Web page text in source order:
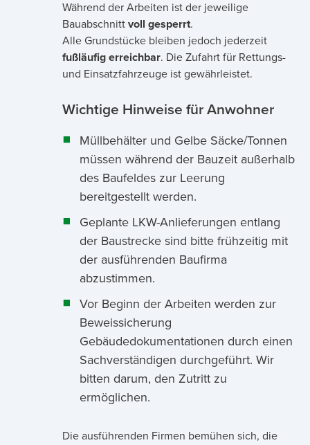
Während der Arbeiten ist der jeweilige
Bauabschnitt voll gesperrt.
Alle Grundstücke bleiben jedoch jederzeit
fußläufig erreichbar. Die Zufahrt für Rettungs-
und Einsatzfahrzeuge ist gewährleistet.
Wichtige Hinweise für Anwohner
Müllbehälter und Gelbe Säcke/Tonnen
müssen während der Bauzeit außerhalb
des Baufeldes zur Leerung
bereitgestellt werden.
Geplante LKW-Anlieferungen entlang
der Baustrecke sind bitte frühzeitig mit
der ausführenden Baufirma
abzustimmen.
Vor Beginn der Arbeiten werden zur
Beweissicherung
Gebäudedokumentationen durch einen
Sachverständigen durchgeführt. Wir
bitten darum, den Zutritt zu
ermöglichen.
Die ausführenden Firmen bemühen sich, die